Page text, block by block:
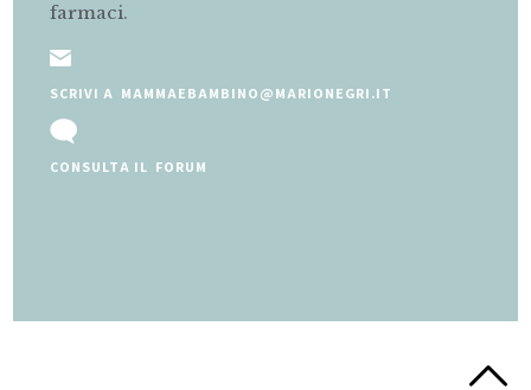
farmaci.
SCRIVI A MAMMAEBAMBINO@MARIONEGRI.IT
CONSULTA IL FORUM